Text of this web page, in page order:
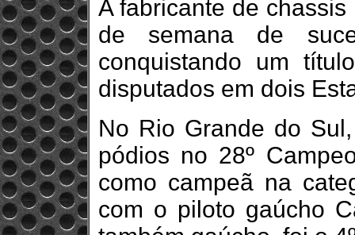
A fabricante de
de semana de
conquistando um
disputados em dois
No Rio Grande do
pódios no 28º
como campeã na
com o piloto gaúcho